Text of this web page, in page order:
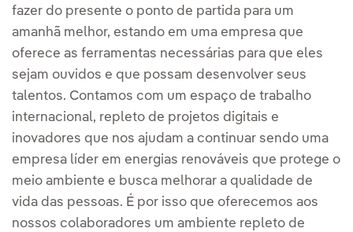
fazer do presente o ponto de partida para um
amanhã melhor, estando em uma empresa que
oferece as ferramentas necessárias para que eles
sejam ouvidos e que possam desenvolver seus
talentos. Contamos com um espaço de trabalho
internacional, repleto de projetos digitais e
inovadores que nos ajudam a continuar sendo uma
empresa líder em energias renováveis que protege o
meio ambiente e busca melhorar a qualidade de
vida das pessoas. É por isso que oferecemos aos
nossos colaboradores um ambiente repleto de